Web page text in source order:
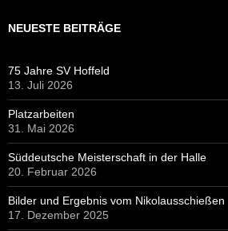
NEUESTE BEITRÄGE
75 Jahre SV Hoffeld
13. Juli 2026
Platzarbeiten
31. Mai 2026
Süddeutsche Meisterschaft in der Halle
20. Februar 2026
Bilder und Ergebnis vom Nikolausschießen
17. Dezember 2025